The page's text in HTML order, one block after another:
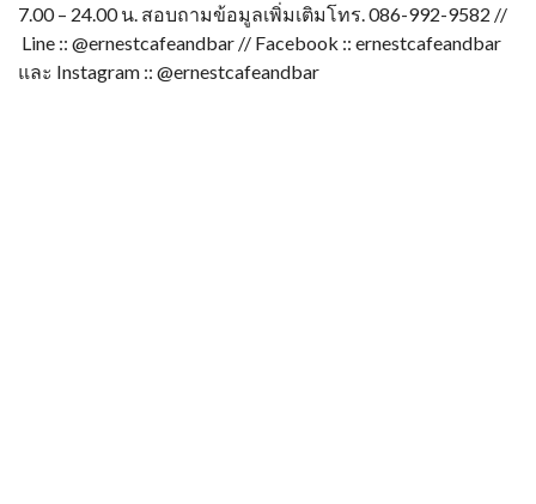
7.00 – 24.00 น. สอบถามข้อมูลเพิ่มเติมโทร. 086-992-9582 //
Line :: @ernestcafeandbar // Facebook :: ernestcafeandbar
และ Instagram :: @ernestcafeandbar